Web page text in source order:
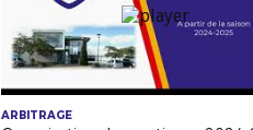
ARBITRAGE